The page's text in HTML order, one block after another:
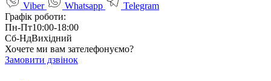
Viber
Whatsapp
Telegram
Графік роботи:
Пн-Пт10:00-18:00
Сб-НдВихідний
Хочете ми вам зателефонуємо?
Замовити дзвінок